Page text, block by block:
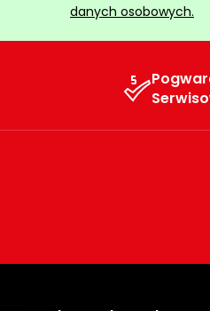
danych osobowych.